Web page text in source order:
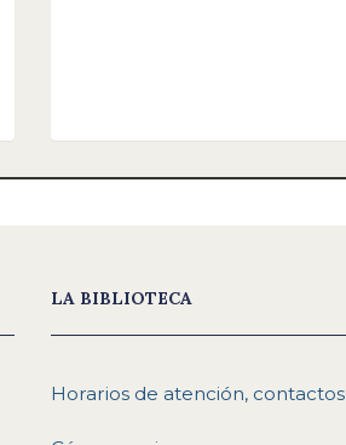
LA BIBLIOTECA
Horarios de atención, contactos